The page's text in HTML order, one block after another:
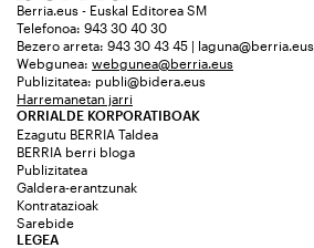
Berria.eus - Euskal Editorea SM
Telefonoa: 943 30 40 30
Bezero arreta: 943 30 43 45 | laguna@berria.eus
Webgunea: webgunea@berria.eus
Publizitatea: publi@bidera.eus
Harremanetan jarri
ORRIALDE KORPORATIBOAK
Ezagutu BERRIA Taldea
BERRIA berri bloga
Publizitatea
Galdera-erantzunak
Kontratazioak
Sarebide
LEGEA